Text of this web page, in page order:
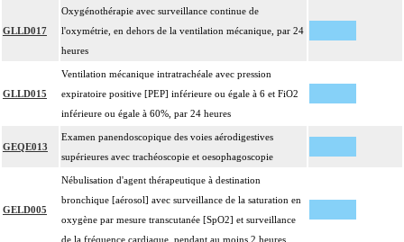
4
Les actes sur le thorax, par thoracotomie incluent l'évacuation de collection
intrathoracique associée, la pose de drain pleural et/ou péricardique.
Facturation : les suppléments de numérisation ou la radioscopie de longue
GLLD017
Oxygénothérapie avec surveillance continue de
l'oxymétrie, en dehors de la ventilation mécanique, par 24
heures
GLLD015
Ventilation mécanique intratrachéale avec pression
expiratoire positive [PEP] inférieure ou égale à 6 et FiO2
inférieure ou égale à 60%, par 24 heures
GEQE013
Examen panendoscopique des voies aérodigestives
supérieures avec trachéoscopie et oesophagoscopie
GELD005
Nébulisation d'agent thérapeutique à destination
bronchique [aérosol] avec surveillance de la saturation en
oxygène par mesure transcutanée [SpO2] et surveillance
de la fréquence cardiaque, pendant au moins 2 heures